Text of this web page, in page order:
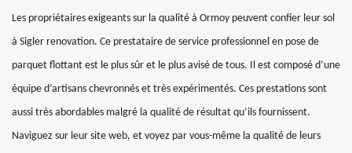
Les propriétaires exigeants sur la qualité à Ormoy peuvent confier leur sol
à Sigler renovation. Ce prestataire de service professionnel en pose de
parquet flottant est le plus sûr et le plus avisé de tous. Il est composé d’une
équipe d’artisans chevronnés et très expérimentés. Ces prestations sont
aussi très abordables malgré la qualité de résultat qu’ils fournissent.
Naviguez sur leur site web, et voyez par vous-même la qualité de leurs